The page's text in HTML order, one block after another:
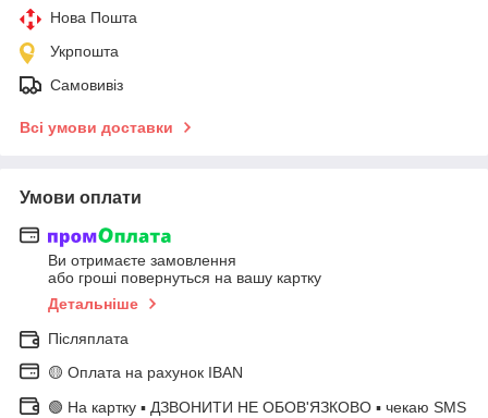
Нова Пошта
Укрпошта
Самовивіз
Всі умови доставки
Умови оплати
Ви отримаєте замовлення
або гроші повернуться на вашу картку
Детальніше
Післяплата
🟡 Оплата на рахунок IBAN
🟢 На картку ▪️ ДЗВОНИТИ НЕ ОБОВ'ЯЗКОВО ▪️ чекаю SMS